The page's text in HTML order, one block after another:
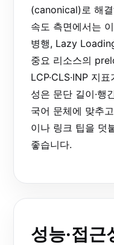
(canonical)로 해
속도 측면에서는
병행, Lazy
중요 리소스의
LCP·CLS·INP 지
성은 문단 길이·행
국어 문체에 맞추
이나 링크 팁을 덧
좋습니다.
성능·접근